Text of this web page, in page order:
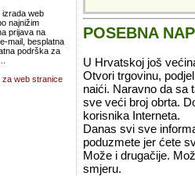
izrada web
najnižim
prijava na
mail, besplatna
podrška za
za web stranice
POSEBNA
U Hrvatskoj još
Otvori trgovinu,
naići. Naravno da sa
sve veći broj obrta.
korisnika Interneta.
Danas svi sve
poduzmete jer ćete
Može i drugačije.
smjeru.